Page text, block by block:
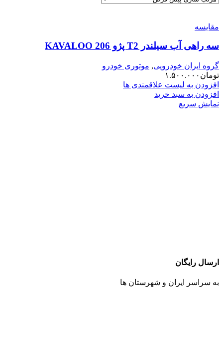
مقایسه
سه راهی آب سیلندر T2 پژو 206 KAVALOO
گروه ایران خودرویی, موتوری خودرو
تومان ۱.۵۰۰.۰۰۰
افزودن به لیست علاقمندی ها
افزودن به سبد خرید
نمایش سریع
ارسال رایگان
به سراسر ایران و شهرستان ها